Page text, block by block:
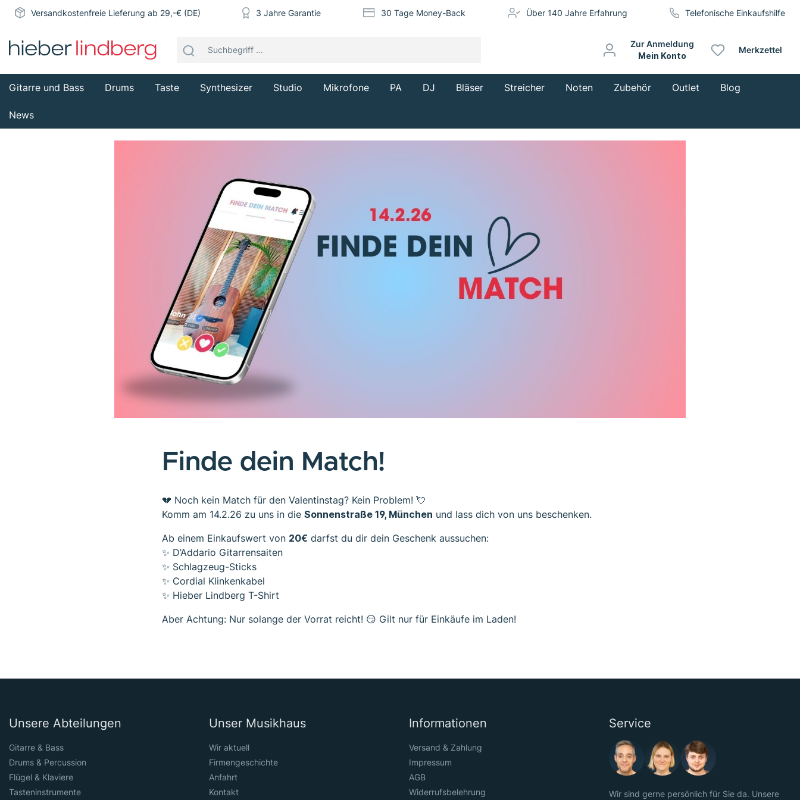
Versandkostenfreie Lieferung ab 29,-€ (DE) 3 Jahre Garantie 30 Tage Money-Back Über 140 Jahre Erfahrung Telefonische Einkaufshilfe
Zur Anmeldung
Mein Konto
Merkzettel
Gitarre und Bass Drums Taste Synthesizer Studio Mikrofone PA DJ Bläser Streicher Noten Zubehör Outlet Blog
News
Finde dein Match!
💔 Noch kein Match für den Valentinstag? Kein Problem! 💘
Komm am 14.2.26 zu uns in die Sonnenstraße 19, München und lass dich von uns beschenken.
Ab einem Einkaufswert von 20€ darfst du dir dein Geschenk aussuchen:
✨ D’Addario Gitarrensaiten
✨ Schlagzeug-Sticks
✨ Cordial Klinkenkabel
✨ Hieber Lindberg T-Shirt
Aber Achtung: Nur solange der Vorrat reicht! 😏 Gilt nur für Einkäufe im Laden!
Unsere Abteilungen
Gitarre & Bass
Drums & Percussion
Flügel & Klaviere
Tasteninstrumente
Unser Musikhaus
Wir aktuell
Firmengeschichte
Anfahrt
Kontakt
Informationen
Versand & Zahlung
Impressum
AGB
Widerrufsbelehrung
Service
Wir sind gerne persönlich für Sie da. Unsere